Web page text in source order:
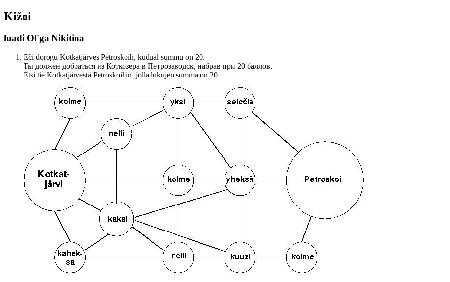
Kižoi
luadi Ol'ga Nikitina
Eči dorogu Kotkatjärves Petroskoih, kudual summu on 20.
Ты должен добраться из Коткозера в Петрозаводск, набрав при 20 баллов.
Etsi tie Kotkatjärvestä Petroskoihin, jolla lukujen summa on 20.